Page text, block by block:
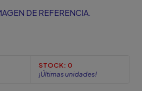
DE REFERENCIA.
STOCK: 0
¡Últimas unidades!